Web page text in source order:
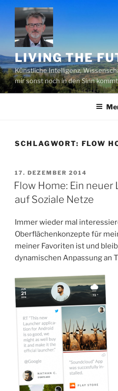
Zum
Inhalt
springen
LIVING THE
Künstliche Intelligenz,
mir sonst noch in den Sinn kommt
SCHLAGWORT: FLOW
VERÖFFENTLICHT
AM
17. DEZEMBER 2014
Flow Home: Ein
auf Soziale Netze
Immer wieder mal
Oberflächenkonzepte für
meiner Favoriten ist und
dynamischen Anpassung an